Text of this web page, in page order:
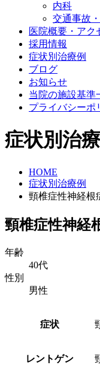
内科
交通事故
医院概要・アク
採用情報
症状別治療例
ブログ
お知らせ
当院の施設基準
プライバシーポ
症状別治
HOME
症状別治療例
頸椎症性神経根
頸椎症性神経
年齢
40代
性別
男性
症状
レントゲン